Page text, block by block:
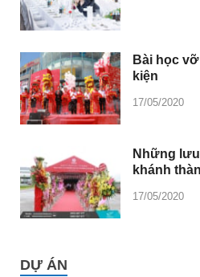
Bài học
kiện
17/05/2020
Những
khánh
17/05/2020
DỰ ÁN